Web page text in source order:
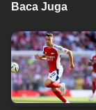
Baca Juga